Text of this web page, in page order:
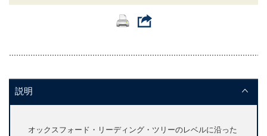
説明
オックスフォード・リーディング・ツリーのレベルに沿った